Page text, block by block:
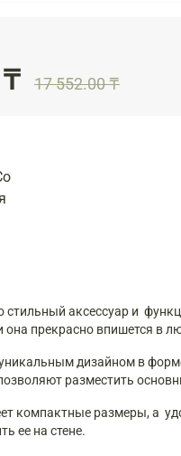
17 552.00 ₸
стильный аксессуар и
она прекрасно впишется в
дизайном в
разместить
компактные размеры, а
ее на стене.